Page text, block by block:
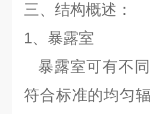
三、结构概述：
1、暴露室
暴露室可有不
符合标准的均匀